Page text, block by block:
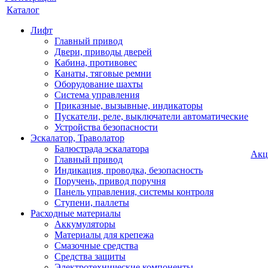
Каталог
Лифт
Главный привод
Двери, приводы дверей
Кабина, противовес
Канаты, тяговые ремни
Оборудование шахты
Система управления
Приказные, вызывные, индикаторы
Пускатели, реле, выключатели автоматические
Устройства безопасности
Эскалатор, Траволатор
Балюстрада эскалатора
Главный привод
Индикация, проводка, безопасность
Поручень, привод поручня
Панель управления, системы контроля
Ступени, паллеты
Расходные материалы
Аккумуляторы
Материалы для крепежа
Смазочные средства
Средства защиты